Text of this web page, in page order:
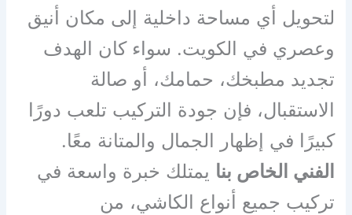
لتحويل أي مساحة داخلية إلى مكان أنيق
وعصري في الكويت. سواء كان الهدف
تجديد مطبخك، حمامك، أو صالة
الاستقبال، فإن جودة التركيب تلعب دورًا
كبيرًا في إظهار الجمال والمتانة معًا.
الفني الخاص بنا يمتلك خبرة واسعة في
تركيب جميع أنواع الكاشي، من